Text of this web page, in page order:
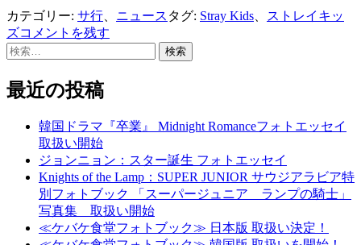
カテゴリー: サ行 ニュース タグ: Stray Kids
ストレイキッ
ズコメントを残す
検
最近の投稿
韓国ドラマ『卒業』 Midnight Romanceフォトエッセイ
取扱い開始
ジョンニョン：スター誕生 フォトエッセイ
Knights of the Lamp：SUPER JUNIOR サウジアラビア特
別フォトブック 「スーパージュニア ランプの騎士」
写真集 取扱い開始
≪ケバケ食堂フォトブック≫ 日本版 取扱い決定！